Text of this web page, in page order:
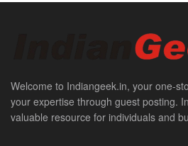
Welcome to Indiangeek.in, your one-
your expertise through guest posting.
valuable resource for individuals and